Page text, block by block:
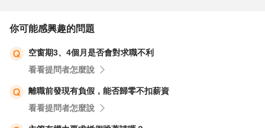
友、家人或專業顧問的建議。有時外人的意見可以提供新的
最後，這是一個需要慎重思考和誠實面對的問題。重要的
是，不管你決定怎麼做，都要確保以一種尊重和負責的態度
處理這個情況，以減少對公司和個人聲譽的潛在影響。
你可能感興趣的問題
空窗期3、4個月是否會對求職不利
看看提問者怎麼說
離職前發現有負假，能否歸零不扣薪資
看看提問者怎麼說